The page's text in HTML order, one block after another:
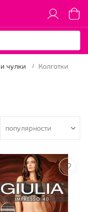
Моя
чулки Колготки